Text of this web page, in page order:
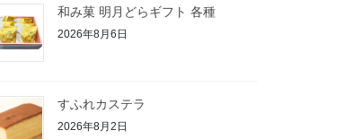
和み菓 明月どらギフト 各種
2026年8月6日
すふれカステラ
2026年8月2日